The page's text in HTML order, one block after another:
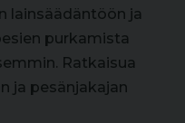
lainsäädäntöön ja
purkamista
Ratkaisua
ja pesänjakajan